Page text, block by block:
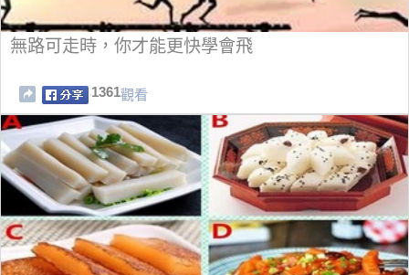
無路可走時，你才能更快學會飛
1361觀看